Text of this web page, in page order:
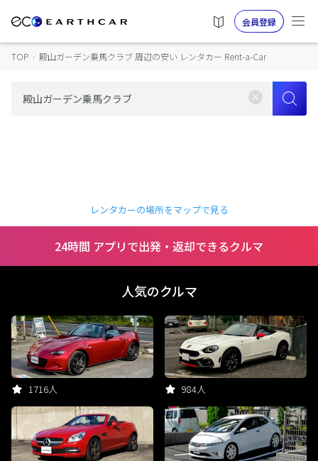
会員登録
TOP › 殿山ガーデン乗馬クラブ 周辺の安い レンタカー Rent-a-Car
レンタカーの場所をマップで見る
24時間 アプリで出発・返却できるクルマ
人気のクルマ
1716人 984人